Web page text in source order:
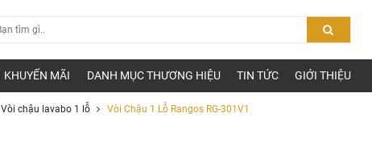
KHUYẾN MÃI DANH MỤC THƯƠNG HIỆU TIN TỨC GIỚI THIỆU
Vòi chậu lavabo 1 lỗ Vòi Chậu 1 Lỗ Rangos RG-301V1